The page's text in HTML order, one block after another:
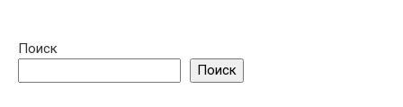
Поиск
Поиск